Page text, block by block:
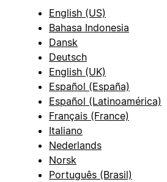
English (US)
Bahasa Indonesia
Dansk
Deutsch
English (UK)
Español (España)
Español (Latinoamérica)
Français (France)
Italiano
Nederlands
Norsk
Português (Brasil)